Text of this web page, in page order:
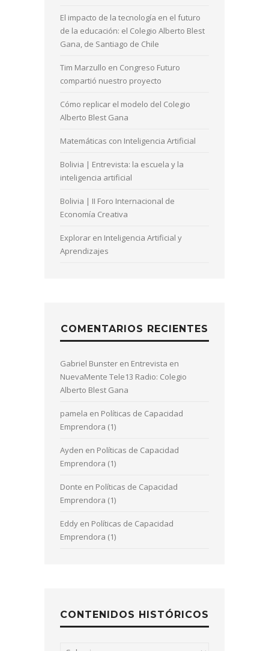
El impacto de la tecnología en el futuro
de la educación: el Colegio Alberto Blest
Gana, de Santiago de Chile
Tim Marzullo en Congreso Futuro
compartió nuestro proyecto
Cómo replicar el modelo del Colegio
Alberto Blest Gana
Matemáticas con Inteligencia Artificial
Bolivia | Entrevista: la escuela y la
inteligencia artificial
Bolivia | II Foro Internacional de
Economía Creativa
Explorar en Inteligencia Artificial y
Aprendizajes
COMENTARIOS RECIENTES
Gabriel Bunster en Entrevista en
NuevaMente Tele13 Radio: Colegio
Alberto Blest Gana
pamela en Políticas de Capacidad
Emprendora (1)
Ayden en Políticas de Capacidad
Emprendora (1)
Donte en Políticas de Capacidad
Emprendora (1)
Eddy en Políticas de Capacidad
Emprendora (1)
CONTENIDOS HISTÓRICOS
Contenidos